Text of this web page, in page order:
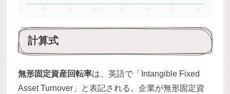
計算式
無形固定資産回転率は、英語で「Intangible Fixed
Asset Turnover」と表記される。企業が無形固定資